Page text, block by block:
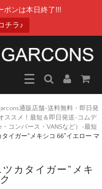
ポンは本日終了!!!
チラ♪
通販店舗-送料無料・即日発
ススメ！最短＆即日発送-コムデ
コンバース・VANSなど）-最短
イガー“メキシコ 66”イエロー マ
カタイガー“メキ